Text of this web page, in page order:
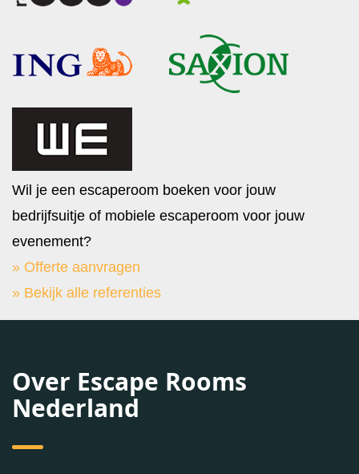
Wil je een escaperoom boeken voor jouw
bedrijfsuitje of mobiele escaperoom voor jouw
evenement?
» Offerte aanvragen
» Bekijk alle referenties
Over Escape Rooms
Nederland